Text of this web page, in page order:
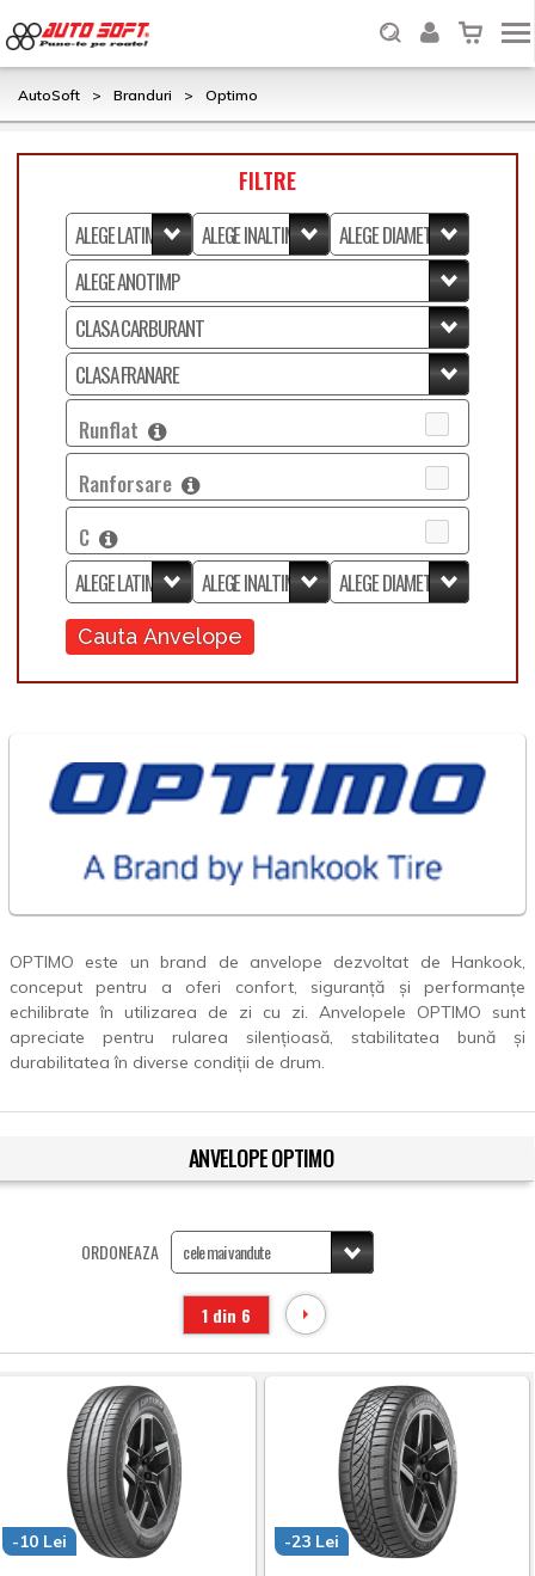
AutoSoft > Branduri > Optimo
FILTRE
Runflat
Ranforsare
C
Cauta Anvelope
OPTIMO este un brand de anvelope dezvoltat de Hankook,
conceput pentru a oferi confort, siguranță și performanțe
echilibrate în utilizarea de zi cu zi. Anvelopele OPTIMO sunt
apreciate pentru rularea silențioasă, stabilitatea bună și
durabilitatea în diverse condiții de drum.
ANVELOPE OPTIMO
ORDONEAZA
1 din 6
-10 Lei -23 Lei